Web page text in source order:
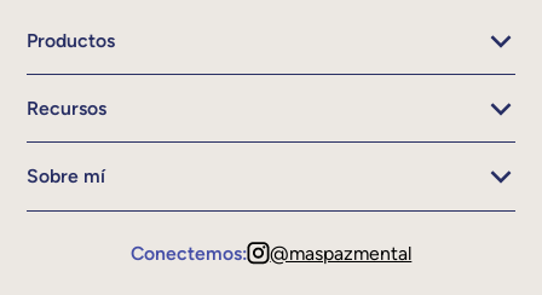
Productos
Recursos
Sobre mí
Conectemos: @maspazmental